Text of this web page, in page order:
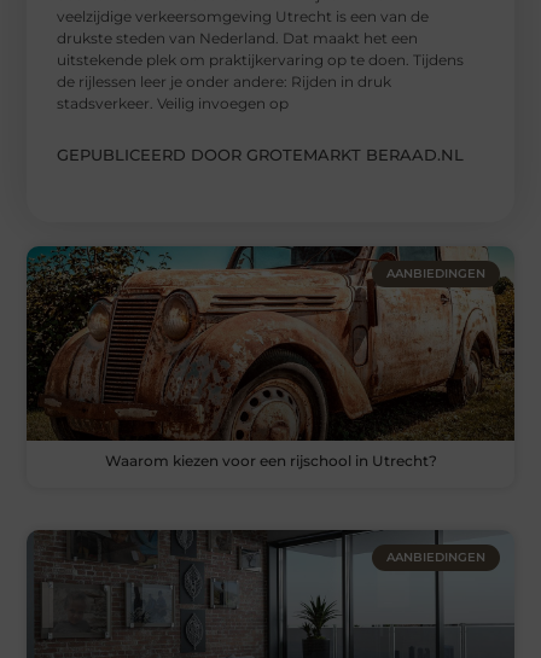
veelzijdige verkeersomgeving Utrecht is een van de
drukste steden van Nederland. Dat maakt het een
uitstekende plek om praktijkervaring op te doen. Tijdens
de rijlessen leer je onder andere: Rijden in druk
stadsverkeer. Veilig invoegen op
GEPUBLICEERD DOOR GROTEMARKT BERAAD.NL
AANBIEDINGEN
Waarom kiezen voor een rijschool in Utrecht?
AANBIEDINGEN